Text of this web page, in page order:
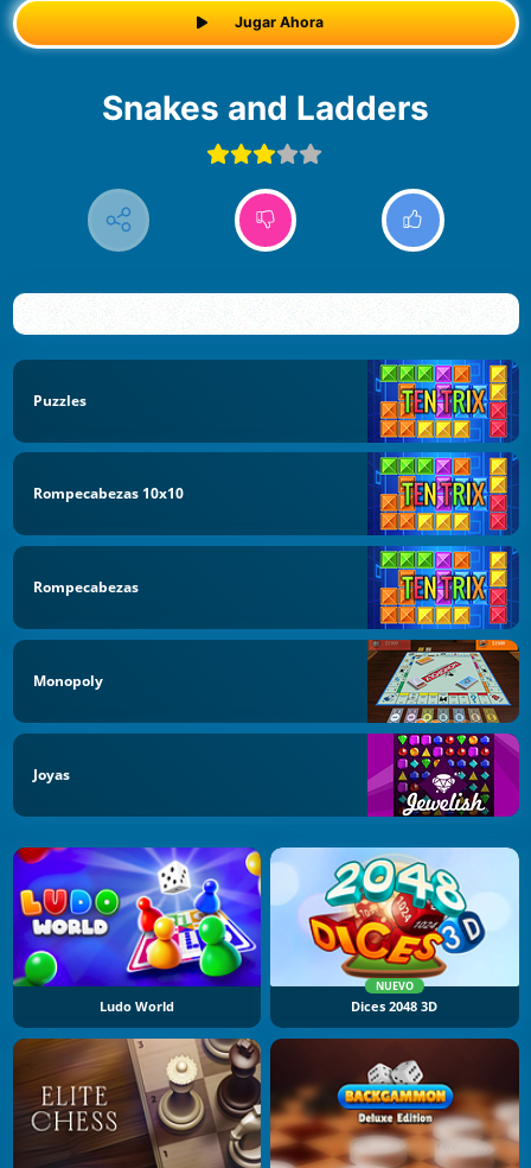
Jugar Ahora
Snakes and Ladders
Puzzles
Rompecabezas 10x10
Rompecabezas
Monopoly
Joyas
Ludo World
NUEVO
Dices 2048 3D